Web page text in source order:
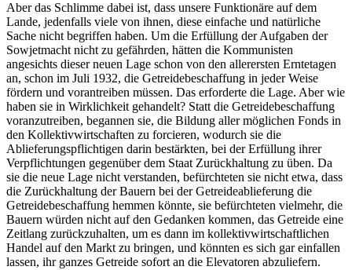
Aber das Schlimme dabei ist, dass unsere Funktionäre auf dem
Lande, jedenfalls viele von ihnen, diese einfache und natürliche
Sache nicht begriffen haben. Um die Erfüllung der Aufgaben der
Sowjetmacht nicht zu gefährden, hätten die Kommunisten
angesichts dieser neuen Lage schon von den allerersten Erntetagen
an, schon im Juli 1932, die Getreidebeschaffung in jeder Weise
fördern und vorantreiben müssen. Das erforderte die Lage. Aber wie
haben sie in Wirklichkeit gehandelt? Statt die Getreidebeschaffung
voranzutreiben, begannen sie, die Bildung aller möglichen Fonds in
den Kollektivwirtschaften zu forcieren, wodurch sie die
Ablieferungspflichtigen darin bestärkten, bei der Erfüllung ihrer
Verpflichtungen gegenüber dem Staat Zurückhaltung zu üben. Da
sie die neue Lage nicht verstanden, befürchteten sie nicht etwa, dass
die Zurückhaltung der Bauern bei der Getreideablieferung die
Getreidebeschaffung hemmen könnte, sie befürchteten vielmehr, die
Bauern würden nicht auf den Gedanken kommen, das Getreide eine
Zeitlang zurückzuhalten, um es dann im kollektivwirtschaftlichen
Handel auf den Markt zu bringen, und könnten es sich gar einfallen
lassen, ihr ganzes Getreide sofort an die Elevatoren abzuliefern.